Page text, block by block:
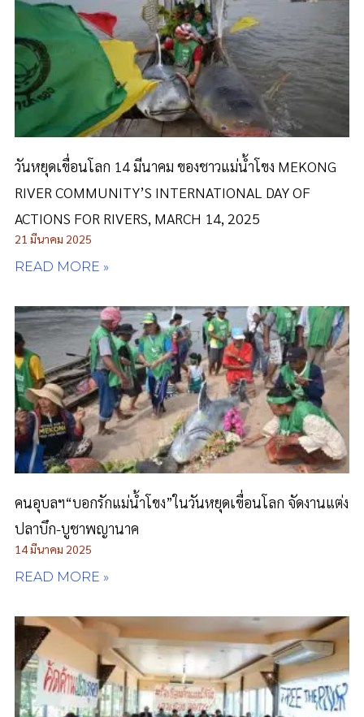
วันหยุดเขื่อนโลก 14 มีนาคม ของชาวแม่น้ำโขง MEKONG
RIVER COMMUNITY’S INTERNATIONAL DAY OF
ACTIONS FOR RIVERS, MARCH 14, 2025
21 มีนาคม 2025
READ MORE »
คนอุบลฯ“บอกรักแม่น้ำโขง”ในวันหยุดเขื่อนโลก จัดงานแต่ง
ปลาบึก-บูชาพญานาค
14 มีนาคม 2025
READ MORE »